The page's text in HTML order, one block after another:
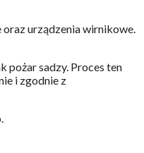
urządzenia wirnikowe.
pożar sadzy. Proces ten
i zgodnie z